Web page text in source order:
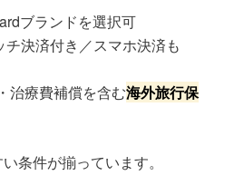
ブランドを選択可
チ決済付き／スマホ決済も
治療費補償を含む海外旅行保
条件が揃っています。